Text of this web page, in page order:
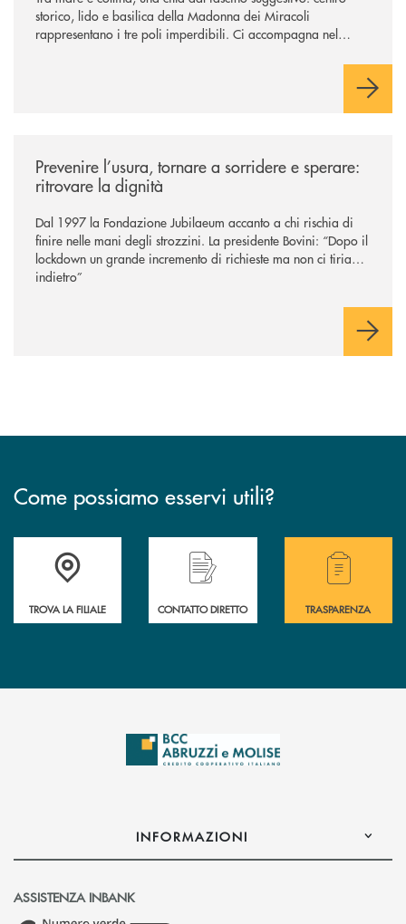
storico, lido e basilica della Madonna dei Miracoli
rappresentano i tre poli imperdibili. Ci accompagna nel
Prevenire l’usura, tornare a sorridere e sperare:
ritrovare la dignità
Dal 1997 la Fondazione Jubilaeum accanto a chi rischia di
finire nelle mani degli strozzini. La presidente Bovini: “Dopo il
lockdown un grande incremento di richieste ma non ci tiriamo
indietro”
Come possiamo esservi utili?
Accedi all' elenco completo delle filiali .
TROVA LA FILIALE CONTATTO DIRETTO
Hai bisogno di
TRASPARENZA
INFORMAZIONI
ASSISTENZA INBANK